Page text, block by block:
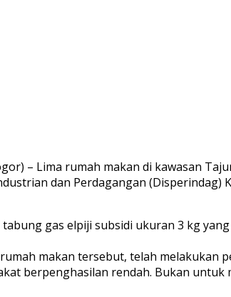
– Lima rumah makan di kawasan
dan Perdagangan
gas elpiji subsidi ukuran 3 kg
makan tersebut, telah melakukan
berpenghasilan rendah. Bukan untuk